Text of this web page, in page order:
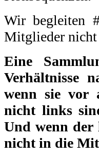
Wir begleiten
Mitglieder nicht
Eine
Verhältnisse
wenn sie vor
nicht links
Und wenn
nicht in die